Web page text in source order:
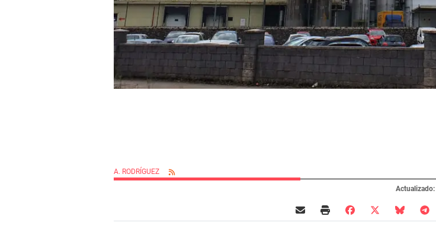
A. RODRÍGUEZ
Actualizado: